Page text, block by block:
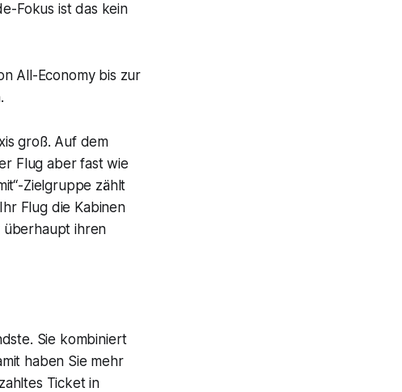
Fokus ist das kein
groß. Auf dem
Flug aber fast wie
Zielgruppe zählt
Flug die Kabinen
ihren
Sie kombiniert
haben Sie mehr
Ticket in